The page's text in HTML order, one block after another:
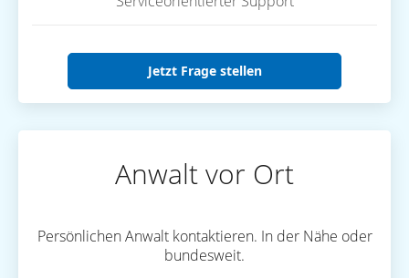
Jetzt Frage stellen
Anwalt vor Ort
Persönlichen Anwalt kontaktieren. In der Nähe oder
bundesweit.